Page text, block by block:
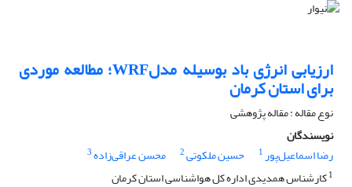
ارزیابی انرژی باد بوسیله مدلWRF؛ مطالعه موردی
برای استان کرمان
نوع مقاله : مقاله پژوهشی
نویسندگان
رضا اسماعیل‌پور1 حسین ملکوتی2 محسن عراقی‌زاده3
1کارشناس همدیدی اداره کل هواشناسی استان کرمان